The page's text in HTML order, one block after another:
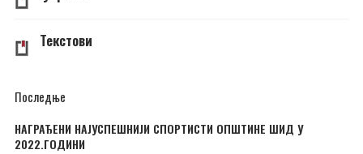
Текстови
Последње
НАГРАЂЕНИ НАЈУСПЕШНИЈИ СПОРТИСТИ ОПШТИНЕ ШИД У
2022.ГОДИНИ